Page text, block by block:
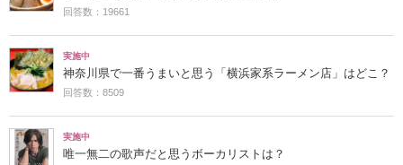
回答数：19661
実施中
神奈川県で一番うまいと思う「横浜家系ラーメン店」はどこ？
回答数：8509
実施中
唯一無二の歌声だと思うボーカリストは？